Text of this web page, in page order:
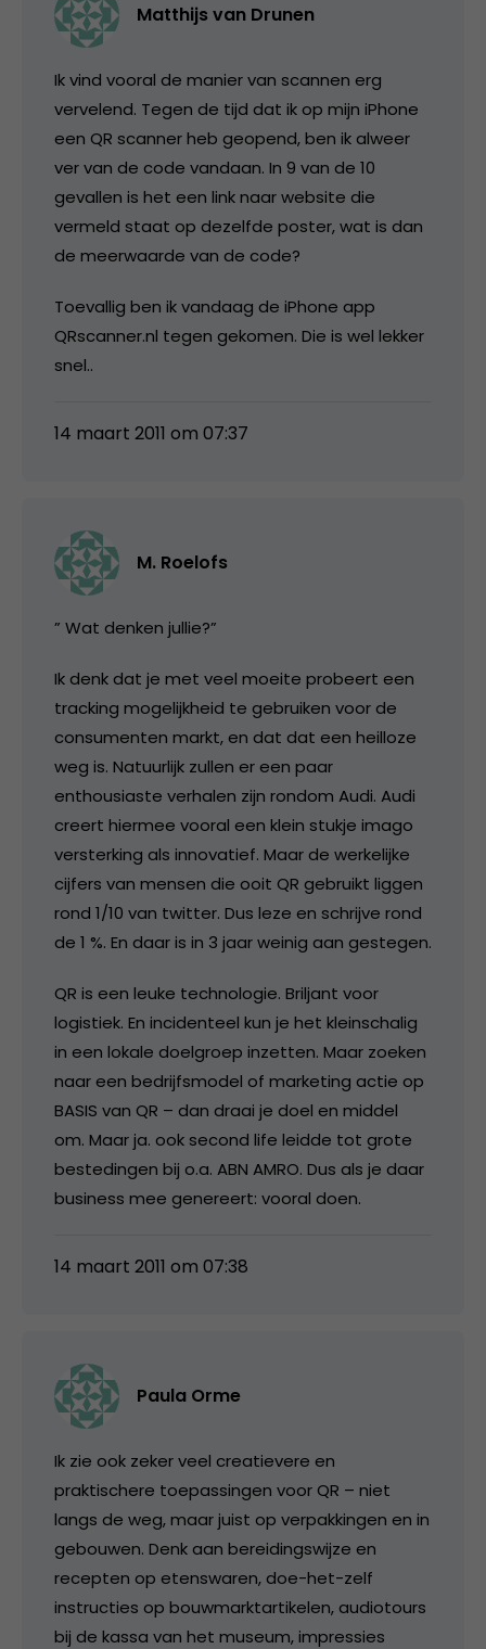
Matthijs van Drunen
Ik vind vooral de manier van scannen erg
vervelend. Tegen de tijd dat ik op mijn iPhone
een QR scanner heb geopend, ben ik alweer
ver van de code vandaan. In 9 van de 10
gevallen is het een link naar website die
vermeld staat op dezelfde poster, wat is dan
de meerwaarde van de code?
Toevallig ben ik vandaag de iPhone app
QRscanner.nl tegen gekomen. Die is wel lekker
snel..
14 maart 2011 om 07:37
M. Roelofs
” Wat denken jullie?”
Ik denk dat je met veel moeite probeert een
tracking mogelijkheid te gebruiken voor de
consumenten markt, en dat dat een heilloze
weg is. Natuurlijk zullen er een paar
enthousiaste verhalen zijn rondom Audi. Audi
creert hiermee vooral een klein stukje imago
versterking als innovatief. Maar de werkelijke
cijfers van mensen die ooit QR gebruikt liggen
rond 1/10 van twitter. Dus leze en schrijve rond
de 1 %. En daar is in 3 jaar weinig aan gestegen.
QR is een leuke technologie. Briljant voor
logistiek. En incidenteel kun je het kleinschalig
in een lokale doelgroep inzetten. Maar zoeken
naar een bedrijfsmodel of marketing actie op
BASIS van QR – dan draai je doel en middel
om. Maar ja. ook second life leidde tot grote
bestedingen bij o.a. ABN AMRO. Dus als je daar
business mee genereert: vooral doen.
14 maart 2011 om 07:38
Paula Orme
Ik zie ook zeker veel creatievere en
praktischere toepassingen voor QR – niet
langs de weg, maar juist op verpakkingen en in
gebouwen. Denk aan bereidingswijze en
recepten op etenswaren, doe-het-zelf
instructies op bouwmarktartikelen, audiotours
bij de kassa van het museum, impressies